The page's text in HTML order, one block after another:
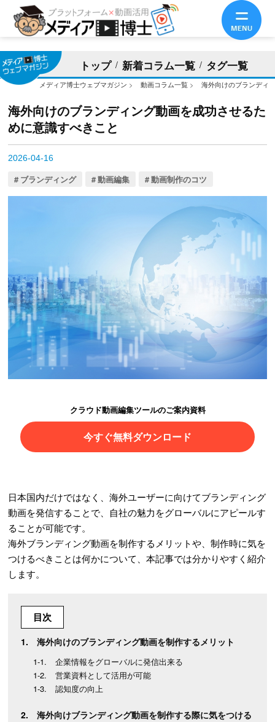
トップ 新着コラム一覧 タグ一覧
メディア博士ウェブマガジン > 動画コラム一覧 > 海外向けのブランディ
海外向けのブランディング動画を成功させるた
めに意識すべきこと
2026-04-16
ブランディング 動画編集 動画制作のコツ
クラウド動画編集ツールのご案内資料
今すぐ無料ダウンロード
日本国内だけではなく、海外ユーザーに向けてブランディング
動画を発信することで、自社の魅力をグローバルにアピールす
ることが可能です。
海外ブランディング動画を制作するメリットや、制作時に気を
つけるべきことは何かについて、本記事では分かりやすく紹介
します。
目次
海外向けのブランディング動画を制作するメリット
企業情報をグローバルに発信出来る
営業資料として活用が可能
認知度の向上
海外向けブランディング動画を制作する際に気をつける